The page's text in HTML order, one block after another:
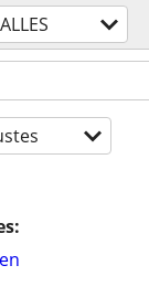
ALLES